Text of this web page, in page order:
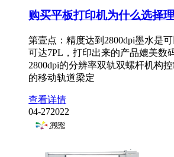
购买平板打印机为什么选择
第壹点：精度达到2800dpi墨水是
可达7PL，打印出来的产品媲美数
2800dpi的分辨率双轨双螺杆机构
的移动轨道梁定
查看详情
04-272022